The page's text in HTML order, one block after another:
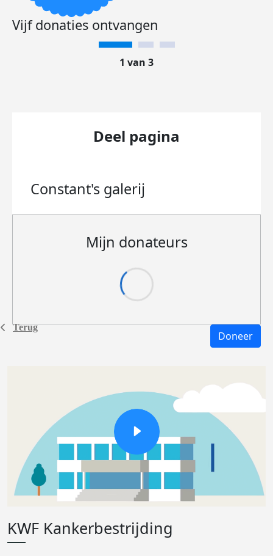
Terug
Vijf donaties ontvangen
1 van 3
Deel pagina
Constant's galerij
Mijn donateurs
Doneer
KWF Kankerbestrijding